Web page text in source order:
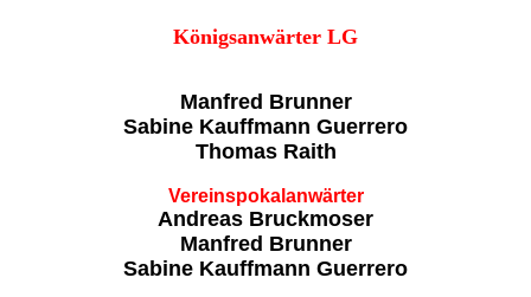
Königsanwärter LG
Manfred Brunner
Sabine Kauffmann Guerrero
Thomas Raith
Vereinspokalanwärter
Andreas Bruckmoser
Manfred Brunner
Sabine Kauffmann Guerrero